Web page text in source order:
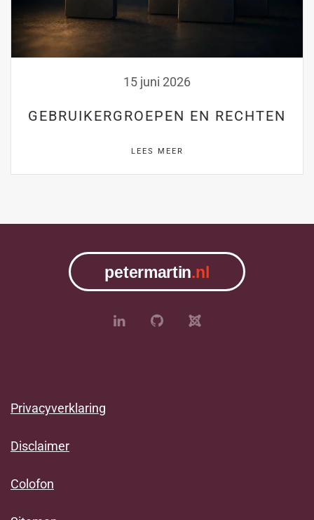
15 juni 2026
GEBRUIKERGROEPEN EN RECHTEN
LEES MEER
Privacyverklaring
Disclaimer
Colofon